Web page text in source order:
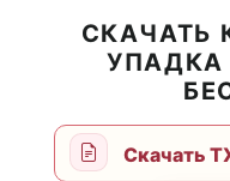
СКАЧАТЬ
УПАДКА
Скачать